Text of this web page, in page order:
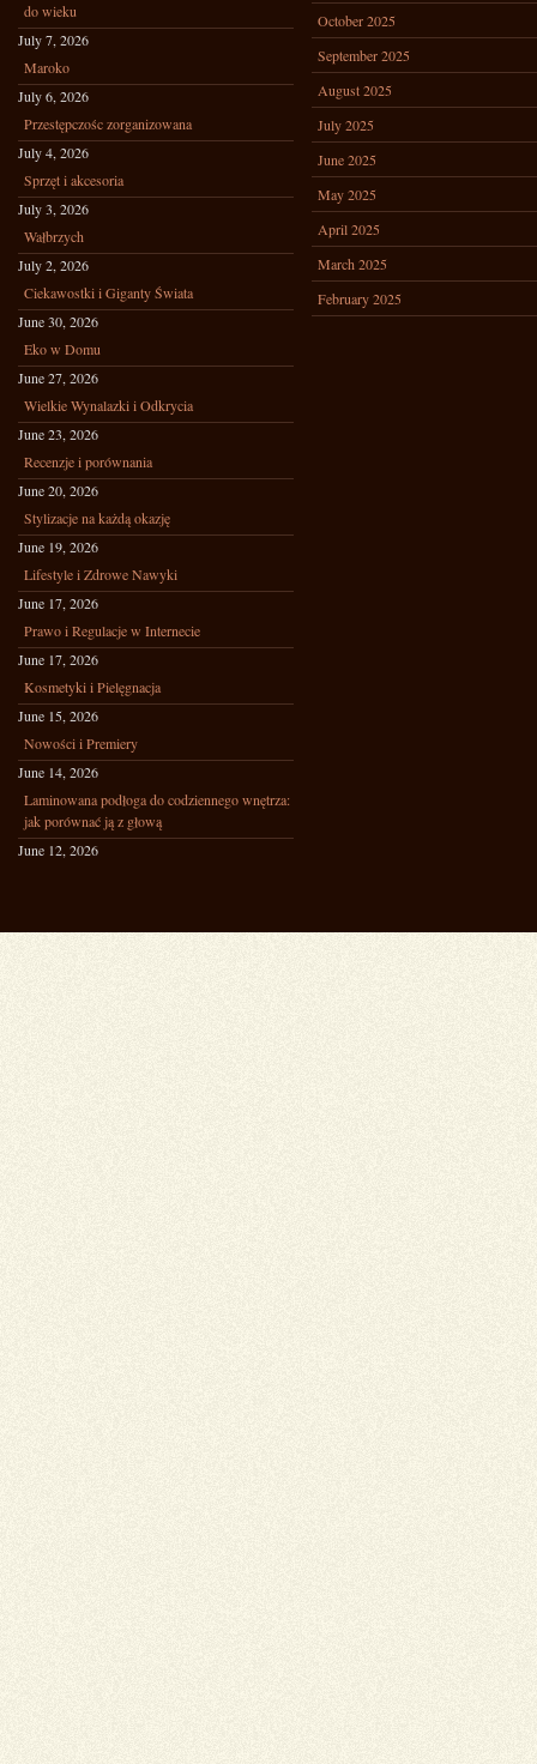
do wieku
July 7, 2026
Maroko
July 6, 2026
Przestępczośc zorganizowana
July 4, 2026
Sprzęt i akcesoria
July 3, 2026
Wałbrzych
July 2, 2026
Ciekawostki i Giganty Świata
June 30, 2026
Eko w Domu
June 27, 2026
Wielkie Wynalazki i Odkrycia
June 23, 2026
Recenzje i porównania
June 20, 2026
Stylizacje na każdą okazję
June 19, 2026
Lifestyle i Zdrowe Nawyki
June 17, 2026
Prawo i Regulacje w Internecie
June 17, 2026
Kosmetyki i Pielęgnacja
June 15, 2026
Nowości i Premiery
June 14, 2026
Laminowana podłoga do codziennego wnętrza:
jak porównać ją z głową
June 12, 2026
October 2025
September 2025
August 2025
July 2025
June 2025
May 2025
April 2025
March 2025
February 2025